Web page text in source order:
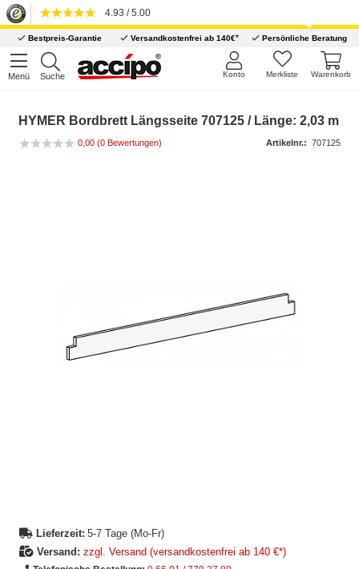
4.93 / 5.00
Bestpreis-Garantie Versandkostenfrei ab 140€* Persönliche Beratung
Menü Suche Warenkorb
Merkliste
Konto
HYMER Bordbrett Längsseite 707125 / Länge: 2,03 m
0,00 (0 Bewertungen) Artikelnr.: 707125
Lieferzeit: 5-7 Tage (Mo-Fr)
Versand: zzgl. Versand (versandkostenfrei ab 140 €*)